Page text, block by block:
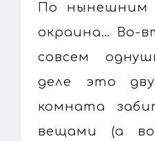
По нынешним
окраина… Во-
совсем
деле это
комната
вещами (а